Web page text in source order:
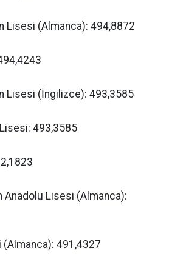
Lisesi (Almanca): 494,8872
Lisesi (İngilizce): 493,3585
493,3585
Anadolu Lisesi (Almanca):
491,4327